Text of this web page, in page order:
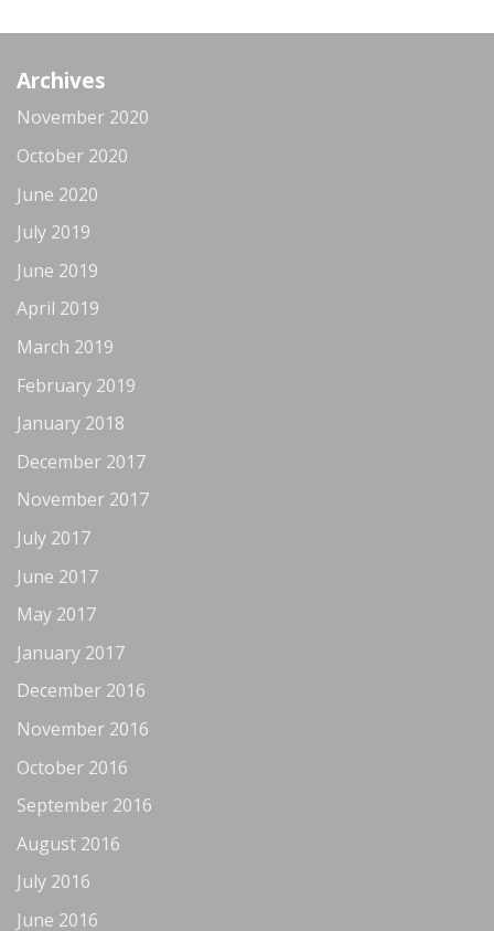
Archives
November 2020
October 2020
June 2020
July 2019
June 2019
April 2019
March 2019
February 2019
January 2018
December 2017
November 2017
July 2017
June 2017
May 2017
January 2017
December 2016
November 2016
October 2016
September 2016
August 2016
July 2016
June 2016